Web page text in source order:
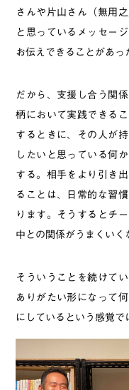
さんや片山さん（無用
と思っているメッセー
お伝えできることがあっ
だから、支援し合う関
柄において実践できる
するときに、その人が
したいと思っている何
する。相手をより引き
ることは、日常的な習
ります。そうするとチ
中との関係がうまくいく
そういうことを続けて
ありがたい形になって
にしているという感覚で